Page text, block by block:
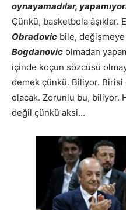
oynayamadılar,
Çünkü, basketbola âşıklar.
Obradovic bile, değişmeye
Bogdanovic olmadan
içinde koçun sözcüsü
demek çünkü. Biliyor.
olacak. Zorunlu bu, biliyor.
değil çünkü aksi…